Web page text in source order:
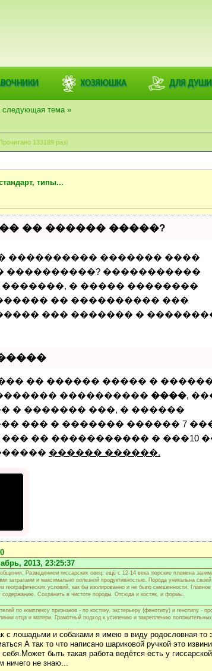
ХОЗЯЮШКА ДЛЯ ДУШИ
ФЕРМА, ДЕРЕВНЯ >
стандарт, типы...
следующая тема »
133189 раз)
типы...
�� ������ �����?
���������� ������� ����
����������? �����������
� ����� ��������
�� ���������� ���
��� ������� �
�� ������ ����� �
���������� ����,
� ������� ���, � ������
��� � ������� ������ 7
�� ����������� � ���10
������ ������.
2013, 23:25:37
Разведением гиссарских овец, ещё с 12-14 века тюрские племена
затратами и максимально полезной продуктивностью. Порода уникальна своей
условий, как бы изолированно и не было смешенности. Главное
содержанию. Сохранить в чистоте породы. Отсюда и костяк, и формы.
по комплексу признаков - по костяку, экстерьеру (фенотипу) и генотипу -
отца и матери. Грамотный подход к усилению и закреплению
с лошадьми и собаками я имею в виду родословная то
А так то что написано шариковой ручкой это
быть такая работа ведётся есть у
ничего не знаю...